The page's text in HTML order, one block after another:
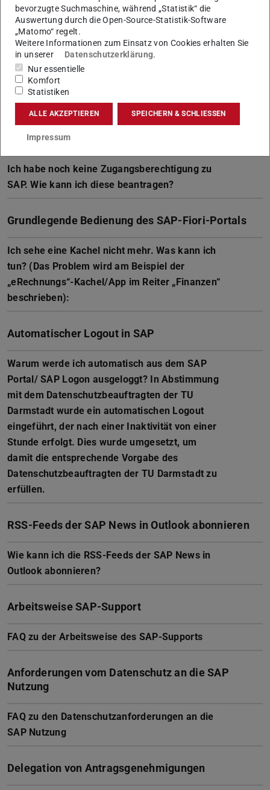
Personalmanagement- und Abrechnung in SAP
Wo finde ich weiter Informationen?
Zugangsberichtung zu SAP
Wie kann ich die Genehmigung von
Berechtigungsanträgen delegieren?
Ich habe noch keine Zugangsberechtigung zu
SAP. Wie kann ich diese beantragen?
Grundlegende Bedienung des SAP-Fiori-Portals
Ich sehe eine Kachel nicht mehr. Was kann ich
tun? (Das Problem wird am Beispiel der
„eRechnungs“-Kachel/App im Reiter „Finanzen“
beschrieben):
Automatischer Logout in SAP
Warum werde ich automatisch aus dem SAP
Portal/ SAP Logon ausgeloggt? In Abstimmung
mit dem Datenschutzbeauftragten der TU
Darmstadt wurde ein automatischen Logout
eingeführt, der nach einer Inaktivität von einer
Stunde erfolgt. Dies wurde umgesetzt, um
damit die entsprechende Vorgabe des
Datenschutzbeauftragten der TU Darmstadt zu
erfüllen.
RSS-Feeds der SAP News in Outlook abonnieren
Wie kann ich die RSS-Feeds der SAP News in
Outlook abonnieren?
Arbeitsweise SAP-Support
FAQ zu der Arbeitsweise des SAP-Supports
Anforderungen vom Datenschutz an die SAP
Nutzung
FAQ zu den Datenschutzanforderungen an die
SAP Nutzung
Delegation von Antragsgenehmigungen
bevorzugte Suchmaschine, während „Statistik“ die
Auswertung durch die Open-Source-Statistik-Software
„Matomo“ regelt.
Weitere Informationen zum Einsatz von Cookies erhalten Sie
in unserer
Datenschutzerklärung.
Nur essentielle
Komfort
Statistiken
ALLE AKZEPTIEREN SPEICHERN & SCHLIESSEN
Impressum